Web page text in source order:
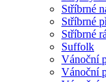
Stříbrné
Stříbrné
Stříbrné
Suffolk
Vánoční
Vánoční